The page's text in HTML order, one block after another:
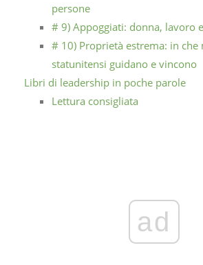
persone
# 9) Appoggiati: donna, lavoro
# 10) Proprietà estrema: in che
statunitensi guidano e vincono
Libri di leadership in poche parole
Lettura consigliata
ad